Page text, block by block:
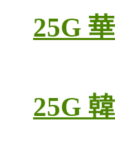
25G
25G